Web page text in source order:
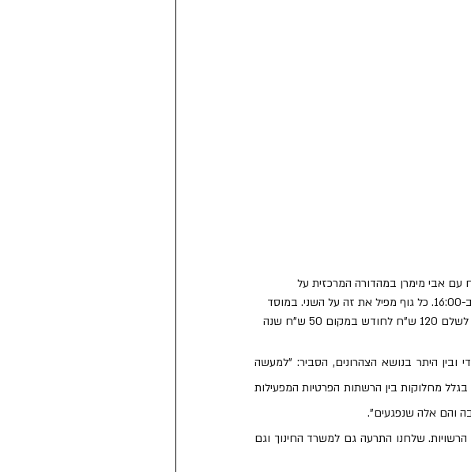
עם אבי מימרן במהדורה המרכזית על
התופעה: "כל סדר היום מתהפך, אנחנו נאלצים לסיים עבודה בשעה 13:00 במקום ב-16:00. כל גוף מפיל את זה על השני. במוסד
שלנו הטענה היא שההורים לא מוכנים להירשם מסיבה תקציבית, כי ההורים נדרשים לשלם 120 ש"ח לחודש במקום 50 ש"ח שנה
והם אלה שנפגעים".